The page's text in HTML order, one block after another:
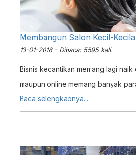
Membangun Salon Kecil-
13-01-2018 - Dibaca: 5595 kali.
Bisnis kecantikan memang lagi naik
maupun online memang banyak
yang menggeser mata
usaha jasa yang satu ini.
Baca selengkapnya...